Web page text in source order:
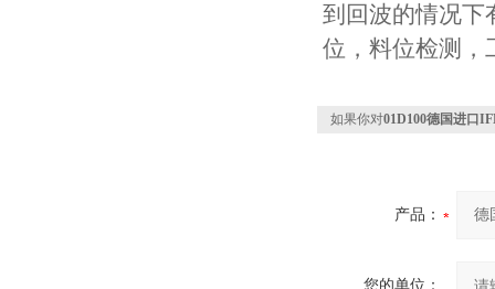
到回波的情况
位，料位检测，
如果你对01D100德国进口
产品：
您的单位：